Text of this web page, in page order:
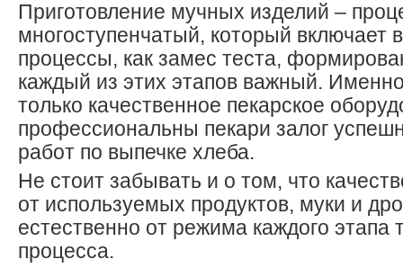
Приготовление мучных изделий –
многоступенчатый, который включает
процессы, как замес теста,
каждый из этих этапов важный.
только качественное пекарское
профессиональны пекари залог
работ по выпечке хлеба.
Не стоит забывать и о том, что
от используемых продуктов, муки и
естественно от режима каждого этапа
процесса.